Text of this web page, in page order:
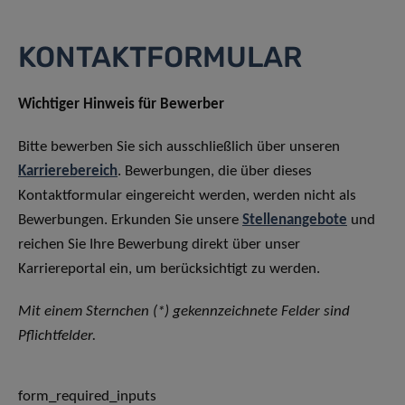
KONTAKTFORMULAR
Wichtiger Hinweis für Bewerber
Bitte bewerben Sie sich ausschließlich über unseren
Karrierebereich. Bewerbungen, die über dieses
Kontaktformular eingereicht werden, werden nicht als
Bewerbungen. Erkunden Sie unsere Stellenangebote und
reichen Sie Ihre Bewerbung direkt über unser
Karriereportal ein, um berücksichtigt zu werden.
Mit einem Sternchen (*) gekennzeichnete Felder sind
Pflichtfelder.
form_required_inputs